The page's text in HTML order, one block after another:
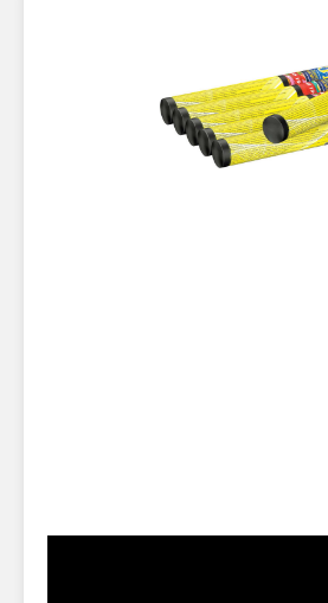
Фейерверки на свадьбу
Фейерверк-шоу